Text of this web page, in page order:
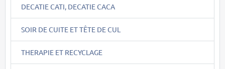
DECATIE CATI, DECATIE CACA
SOIR DE CUITE ET TÊTE DE CUL
THERAPIE ET RECYCLAGE